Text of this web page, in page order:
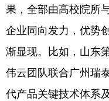
果，全部由高校院所
企业同向发力，优势
渐显现。比如，山东
伟云团队联合广州瑞
代产品关键技术体系